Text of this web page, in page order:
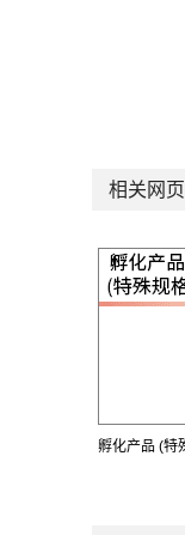
相关网页
孵化产品 (特